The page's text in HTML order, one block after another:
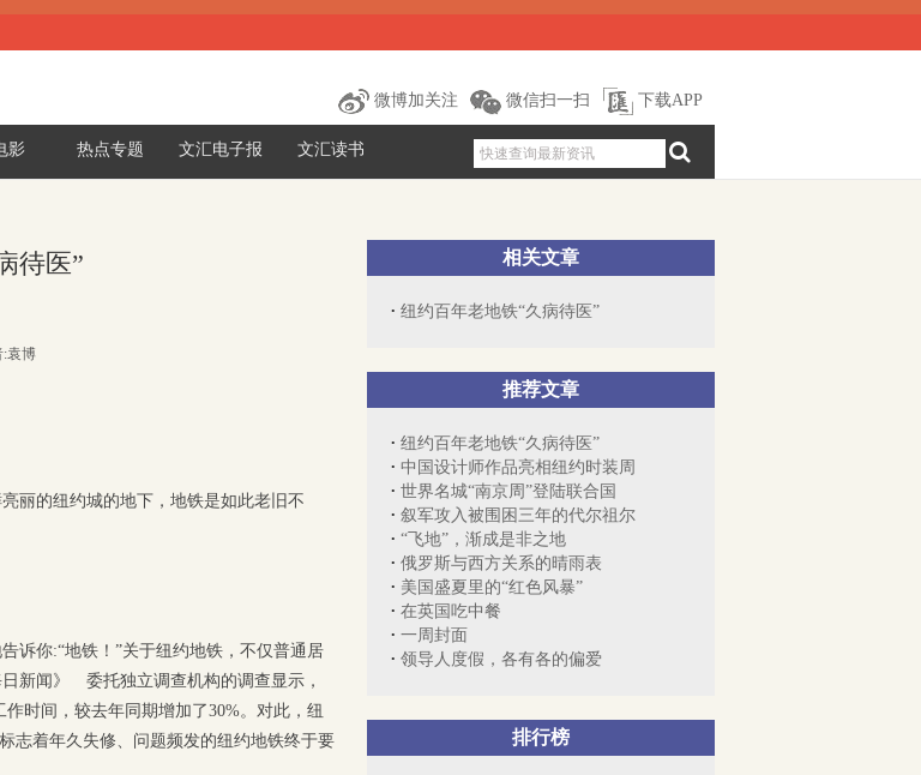
微博加关注 微信扫一扫 下载APP
影 热点专题 文汇电子报 文汇读书
相关文章
纽约百年老地铁“久病待医”
推荐文章
纽约百年老地铁“久病待医”
中国设计师作品亮相纽约时装周
世界名城“南京周”登陆联合国
叙军攻入被围困三年的代尔祖尔
“飞地”，渐成是非之地
俄罗斯与西方关系的晴雨表
美国盛夏里的“红色风暴”
在英国吃中餐
一周封面
领导人度假，各有各的偏爱
排行榜
待医”
:袁博
丽的纽约城的地下，地铁是如此老旧不
诉你:“地铁！”关于纽约地铁，不仅普通居
新闻》 委托独立调查机构的调查显示，
时间，较去年同期增加了30%。对此，纽
志着年久失修、问题频发的纽约地铁终于要